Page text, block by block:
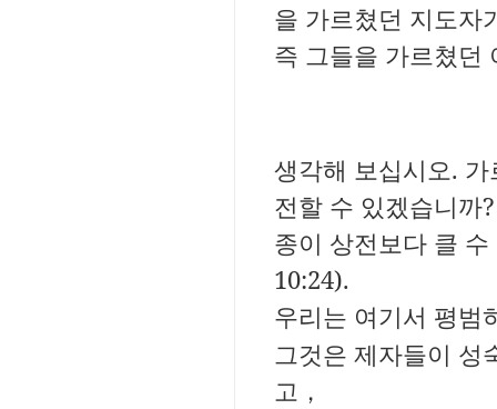
을 가르쳤던 지도자
즉 그들을 가르쳤던
생각해 보십시오.
전할 수 있겠습니까?
종이 상전보다 클
10:24).
우리는 여기서 평범
그것은 제자들이 성
고，